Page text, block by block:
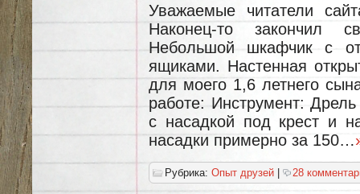
Уважаемые читатели
Наконец-то закончил
Небольшой шкафчик с
ящиками. Настенная
для моего 1,6 летнего
работе: Инструмент:
с насадкой под крест и
насадки примерно за 150…
Рубрика: Опыт друзей 28